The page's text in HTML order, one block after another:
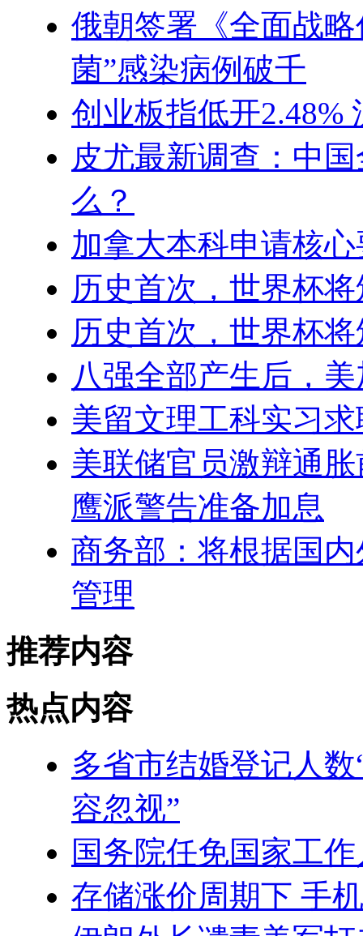
俄朝签署《全面战
菌”感染病例破千
创业板指低开2.48%
皮尤最新调查：中
么？
加拿大本科申请核
历史首次，世界杯
历史首次，世界杯
八强全部产生后，
美留文理工科实习
美联储官员激辩通
鹰派警告准备加息
商务部：将根据国
管理
推荐内容
热点内容
多省市结婚登记人
容忽视”
国务院任免国家工
存储涨价周期下 手